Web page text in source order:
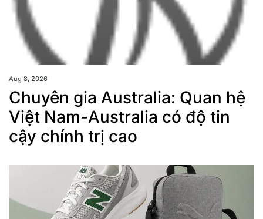
Aug 8, 2026
Chuyên gia Australia: Quan hệ
Việt Nam-Australia có độ tin
cậy chính trị cao